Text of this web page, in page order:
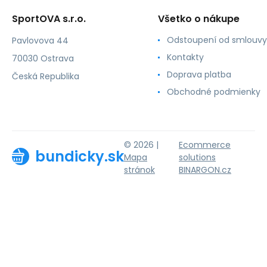
SportOVA s.r.o.
Pavlovova 44
70030 Ostrava
Česká Republika
Všetko o nákupe
Odstoupení od smlouvy
Kontakty
Doprava platba
Obchodné podmienky
bundicky.sk
© 2026 |
Mapa
stránok
Ecommerce
solutions
BINARGON.cz